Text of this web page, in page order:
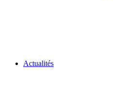
Actualités